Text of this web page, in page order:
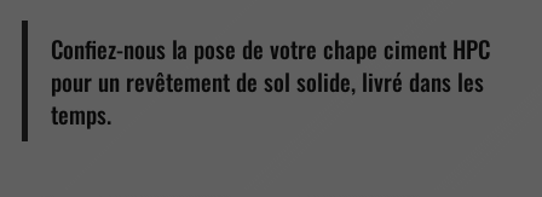
Confiez-nous la pose de votre chape ciment HPC
pour un revêtement de sol solide, livré dans les
temps.